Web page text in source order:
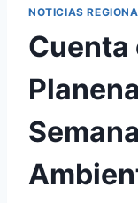
NOTICIAS
Cuenta